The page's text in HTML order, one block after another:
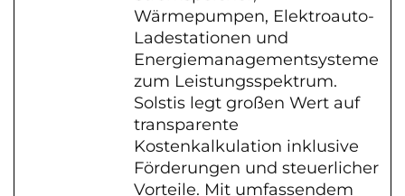
Wärmepumpen, Elektroauto-
Ladestationen und
Energiemanagementsysteme
zum Leistungsspektrum.
Solstis legt großen Wert auf
transparente
Kostenkalkulation inklusive
Förderungen und steuerlicher
Vorteile. Mit umfassendem